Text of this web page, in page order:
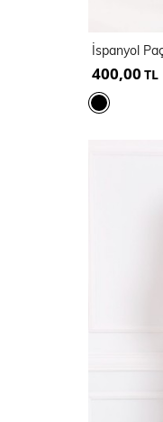
İspanyol
400,00 TL